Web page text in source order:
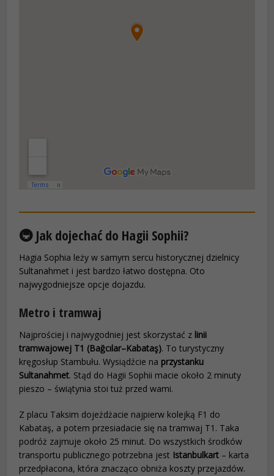
🚇 Jak dojechać do Hagii Sophii?
Hagia Sophia leży w samym sercu historycznej dzielnicy
Sultanahmet i jest bardzo łatwo dostępna. Oto
najwygodniejsze opcje dojazdu.
Metro i tramwaj
Najprościej i najwygodniej jest skorzystać z linii
tramwajowej T1 (Bağcılar–Kabataş). To turystyczny
kręgosłup Stambułu. Wysiądźcie na przystanku
Sultanahmet. Stąd do Hagii Sophii macie około 2 minuty
pieszo – świątynia stoi tuż przed wami.
Z placu Taksim dojeżdżacie najpierw kolejką F1 do
Kabataş, a potem przesiadacie się na tramwaj T1. Taka
podróż zajmuje około 25 minut. Do wszystkich środków
transportu publicznego potrzebna jest Istanbulkart – karta
przedpłacona, która znacząco obniża koszty przejazdów.